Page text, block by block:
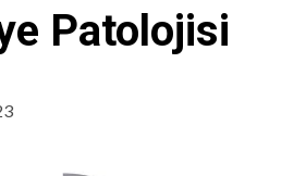
Patolojisi